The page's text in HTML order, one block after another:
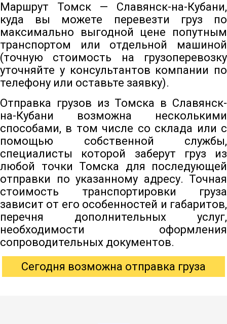
Маршрут Томск — Славянск-на-Кубани,
куда вы можете перевезти груз по
максимально выгодной цене попутным
транспортом или отдельной машиной
(точную стоимость на грузоперевозку
уточняйте у консультантов компании по
телефону или оставьте заявку).
Отправка грузов из Томска в Славянск-
на-Кубани возможна несколькими
способами, в том числе со склада или с
помощью собственной службы,
специалисты которой заберут груз из
любой точки Томска для последующей
отправки по указанному адресу. Точная
стоимость транспортировки груза
зависит от его особенностей и габаритов,
перечня дополнительных услуг,
необходимости оформления
сопроводительных документов.
Сегодня возможна отправка груза